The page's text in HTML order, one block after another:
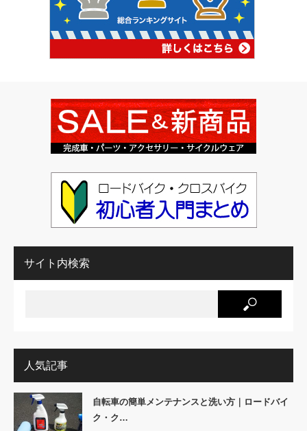
サイト内検索
人気記事
自転車の簡単メンテナンスと洗い方｜ロードバイ
ク・ク…